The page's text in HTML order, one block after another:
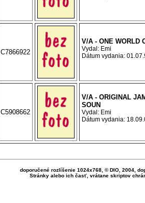
C7866922
V/A - ONE WORLD
Vydal: Emi
Dátum vydania:
C5908662
V/A - ORIGINAL
SOUN
Vydal: Emi
Dátum vydania:
doporučené rozlíšenie 1024x768, © DIO, 2004,
Stránky alebo ich časť, vrátane skriptov